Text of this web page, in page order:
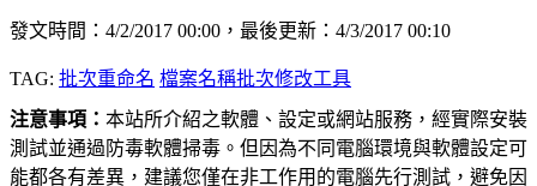
發文時間：4/2/2017 00:00，最後更新：4/3/2017 00:10
TAG: 批次重命名 檔案名稱批次修改工具
注意事項： 本站所介紹之軟體、設定或網站服務，經實際安裝
測試並通過防毒軟體掃毒。但因為不同電腦環境與軟體設定可
能都各有差異，建議您僅在非工作用的電腦先行測試，避免因